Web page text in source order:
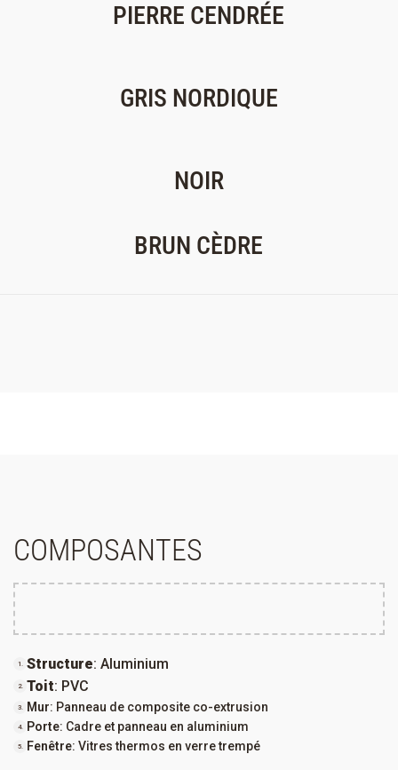
PIERRE CENDRÉE
GRIS NORDIQUE
NOIR
BRUN CÈDRE
COMPOSANTES
Structure: Aluminium
Toit: PVC
Mur: Panneau de composite co-extrusion
Porte: Cadre et panneau en aluminium
Fenêtre: Vitres thermos en verre trempé